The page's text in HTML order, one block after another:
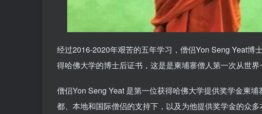
经过2016-2020年艰苦的五年学习，僧侣Yon Seng Yeat博
得哈佛大学的博士后证书，这是是柬埔寨僧人第一次从世界
僧侣Yon Seng Yeat 是第一位获得哈佛大学提供奖学金柬
都、本地和国际僧侣的支持下，以及为他提供奖学金的众